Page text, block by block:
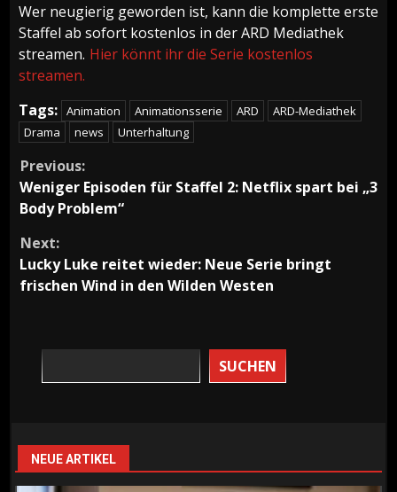
Wer neugierig geworden ist, kann die komplette erste
Staffel ab sofort kostenlos in der ARD Mediathek
streamen. Hier könnt ihr die Serie kostenlos
streamen.
Tags: Animation Animationsserie ARD
ARD-Mediathek
Drama
news Unterhaltung
Continue
Reading
Previous:
Weniger Episoden für Staffel 2: Netflix spart bei „3
Body Problem“
Next:
Lucky Luke reitet wieder: Neue Serie bringt
frischen Wind in den Wilden Westen
SUCHEN
NEUE ARTIKEL